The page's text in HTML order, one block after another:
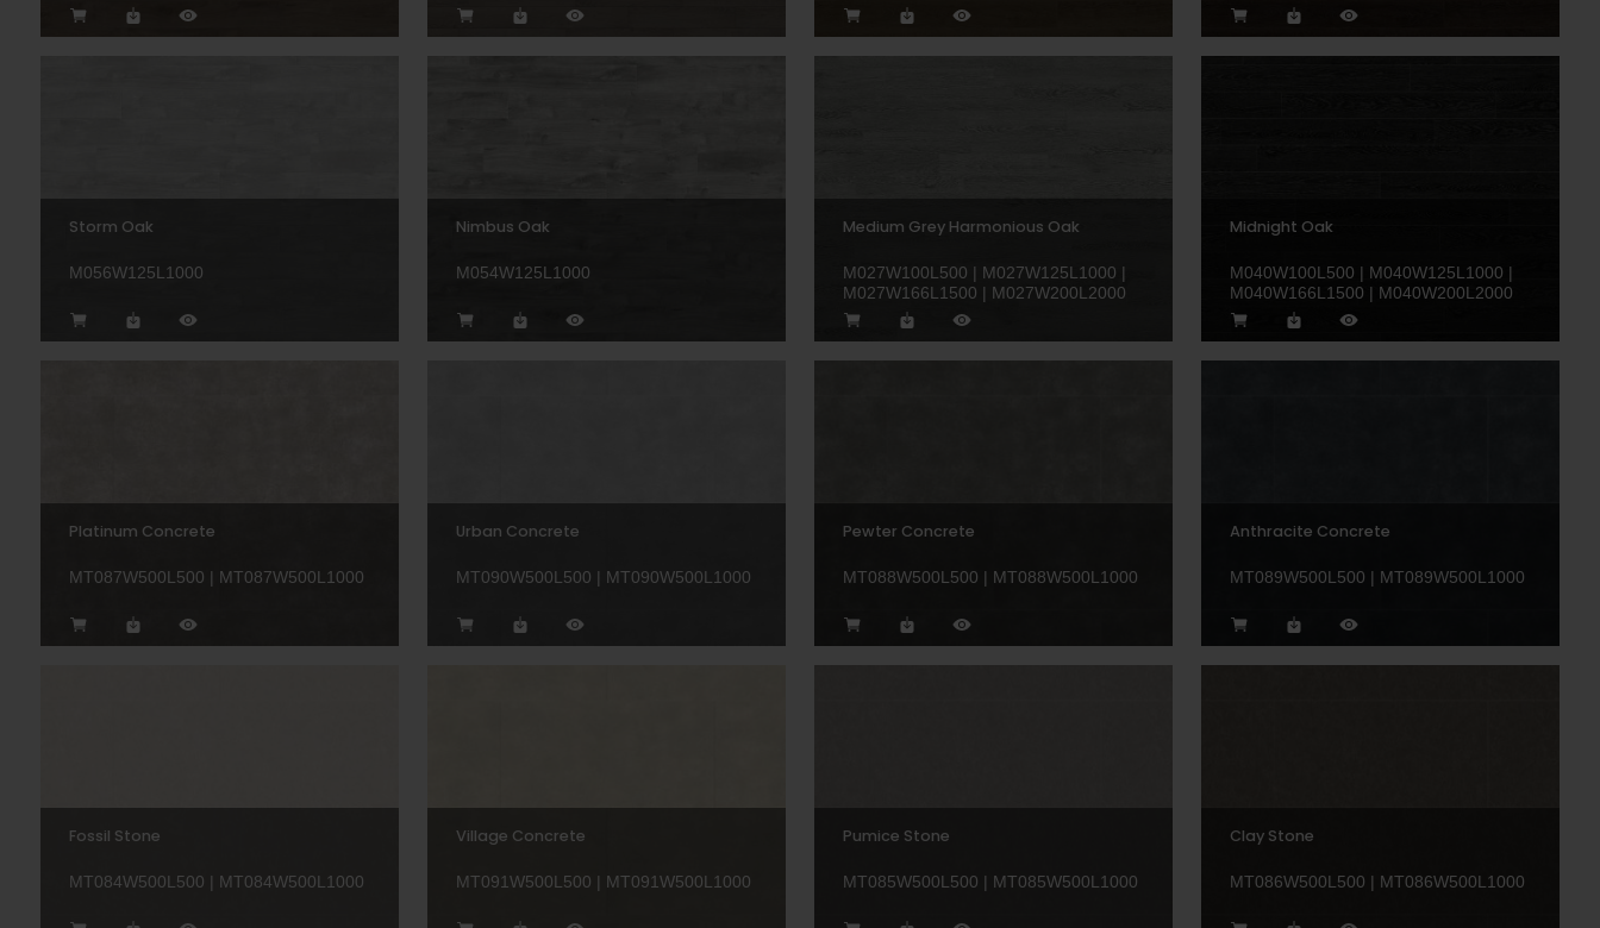
Storm Oak
M056W125L1000
Nimbus Oak
M054W125L1000
Medium Grey Harmonious Oak
M027W100L500 | M027W125L1000 |
M027W166L1500 | M027W200L2000
Midnight Oak
M040W100L500 | M040W125L1000 |
M040W166L1500 | M040W200L2000
Platinum Concrete
MT087W500L500 | MT087W500L1000
Urban Concrete
MT090W500L500 | MT090W500L1000
Pewter Concrete
MT088W500L500 | MT088W500L1000
Anthracite Concrete
MT089W500L500 | MT089W500L1000
Fossil Stone
MT084W500L500 | MT084W500L1000
Village Concrete
MT091W500L500 | MT091W500L1000
Pumice Stone
MT085W500L500 | MT085W500L1000
Clay Stone
MT086W500L500 | MT086W500L1000